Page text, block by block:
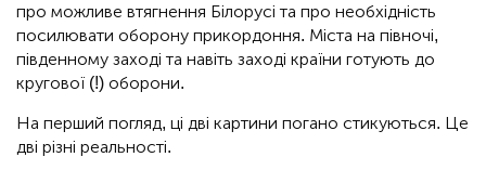
про можливе втягнення Білорусі та про необхідність
посилювати оборону прикордоння. Міста на півночі,
південному заході та навіть заході країни готують до
кругової (!) оборони.
На перший погляд, ці дві картини погано стикуються. Це
дві різні реальності.